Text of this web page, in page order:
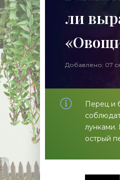
ли
Добавлено: 07
Перец и
лунками.
острый